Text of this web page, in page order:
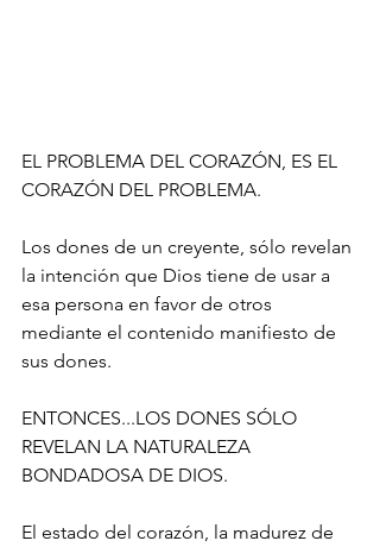
EL PROBLEMA DEL CORAZÓN, ES EL
CORAZÓN DEL PROBLEMA.
Los dones de un creyente, sólo revelan
la intención que Dios tiene de usar a
esa persona en favor de otros
mediante el contenido manifiesto de
sus dones.
ENTONCES...LOS DONES SÓLO
REVELAN LA NATURALEZA
BONDADOSA DE DIOS.
El estado del corazón, la madurez de